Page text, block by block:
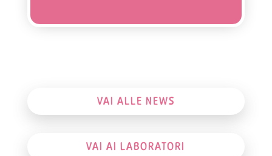
VAI ALLE NEWS
VAI AI LABORATORI